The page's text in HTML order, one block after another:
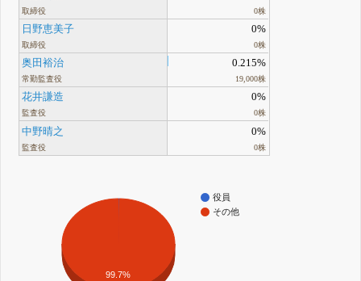
取締役 0株
日野恵美子
取締役
0%
0株
奥田裕治
常勤監査役
0.215%
19,000株
花井謙造
監査役
0%
0株
中野晴之
監査役
0%
0株
役員
その他
99.7%